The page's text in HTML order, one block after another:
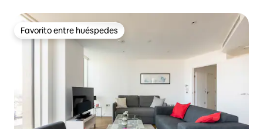
Favorito entre huéspedes
Favorito entre huéspedes